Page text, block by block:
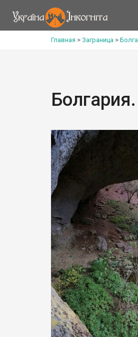
Главная > Заграница >